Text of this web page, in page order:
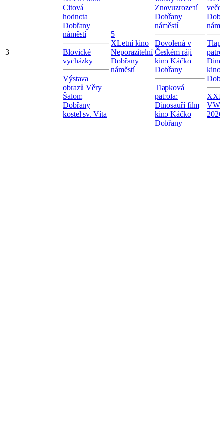
3
Citová
hodnota
Dobřany
náměstí
Blovické
vycházky
Výstava
obrazů Věry
Šalom
Dobřany
kostel sv. Víta
5
XLetní kino
Neporazitelní
Dobřany
náměstí
Znovuzrození
Dobřany
náměstí
Dovolená v
Českém ráji
kino Káčko
Dobřany
Tlapková
patrola:
Dinosauří film
kino Káčko
Dobřany